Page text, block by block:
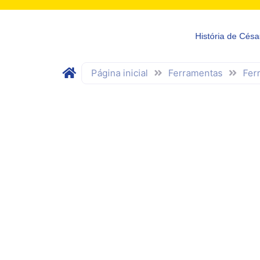
História de
Página inicial Ferramentas